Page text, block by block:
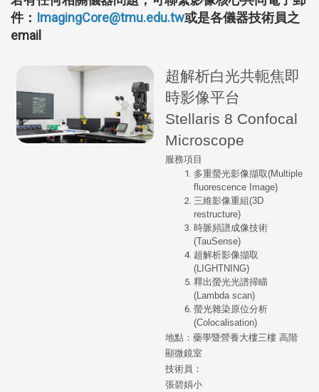
件： ImagingCore@tmu.edu.tw或是各儀器技術員之
email
超解析白光共軛焦即
時影像平台
Stellaris 8 Confocal
Microscope
服務項目
多重螢光影像擷取(Multiple
fluorescence Image)
三維影像重組(3D
restructure)
時脈頻譜成像技術
(TauSense)
超解析影像擷取
(LIGHTNING)
釋出螢光光譜掃瞄
(Lambda scan)
螢光雜染原位分析
(Colocalisation)
地點：藥學暨營養大樓三樓 高階
顯微鏡室
技術員：
張碧娟小